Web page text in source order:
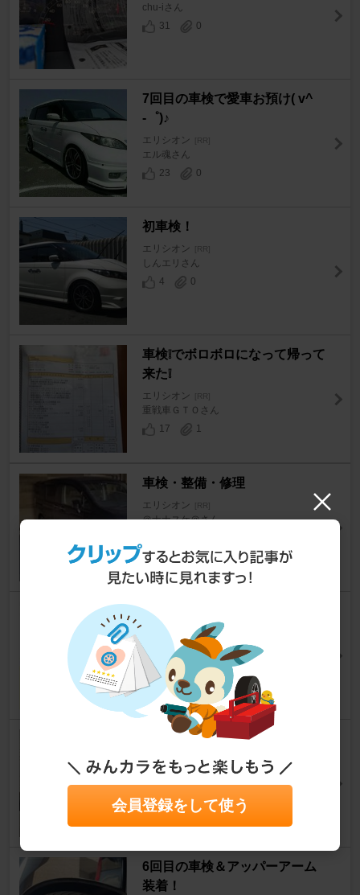
chu-iさん
31
0
7回目の車検で愛車お預け( v^
-゜)♪
エリシオン [RR]
エル魂さん
23
0
初車検！
エリシオン [RR]
しんエリさん
4
0
車検❕でボロボロになって帰って
来た❕
エリシオン [RR]
重戦車ＧＴＯさん
17
1
車検・整備・修理
エリシオン [RR]
＠ナナスケ＠さん
車検完了事件簿
エリシオン [RR]
けじちさん
19
車検なんだが
エリシオン [RR]
コウヨウさん
6回目の車検＆アッパーアーム
装着！
会員登録をして使う